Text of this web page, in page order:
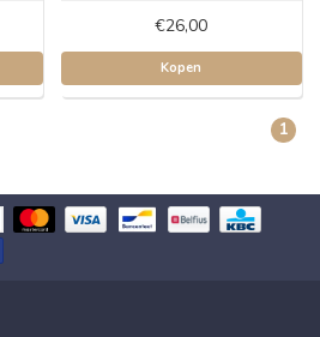
€26,00
Kopen
1